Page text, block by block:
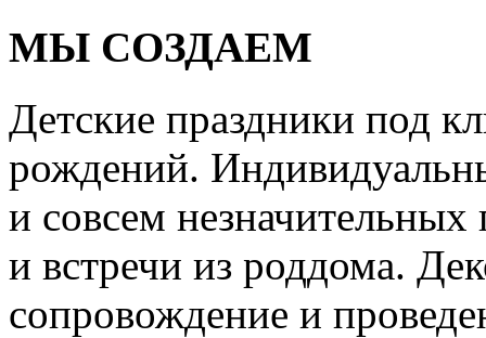
МЫ СОЗДАЕМ
Детские праздники под
рождений.
и совсем
и встречи из роддома.
сопровождение и